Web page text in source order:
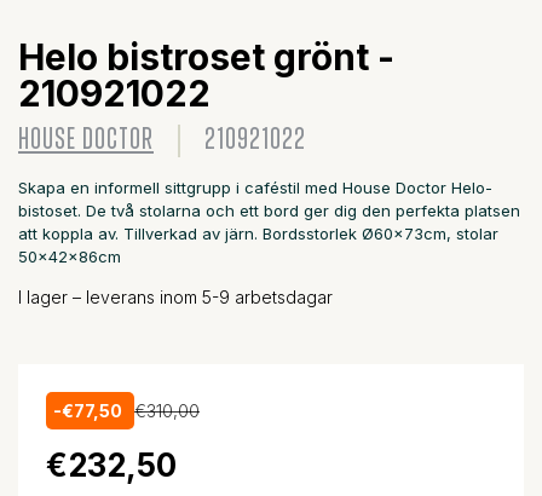
Helo bistroset grönt -
210921022
HOUSE DOCTOR 210921022
Skapa en informell sittgrupp i caféstil med House Doctor Helo-
bistoset. De två stolarna och ett bord ger dig den perfekta platsen
att koppla av. Tillverkad av järn. Bordsstorlek Ø60x73cm, stolar
50x42x86cm
I lager – leverans inom 5-9 arbetsdagar
-€77,50 €310,00
€232,50